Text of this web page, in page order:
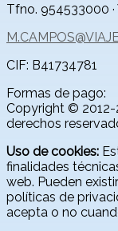
Tfno. 954533000
CIF: B41734781
Formas de pago:
Copyright © 2012-
derechos
Uso de cookies:
finalidades
web. Pueden
políticas de
acepta o no